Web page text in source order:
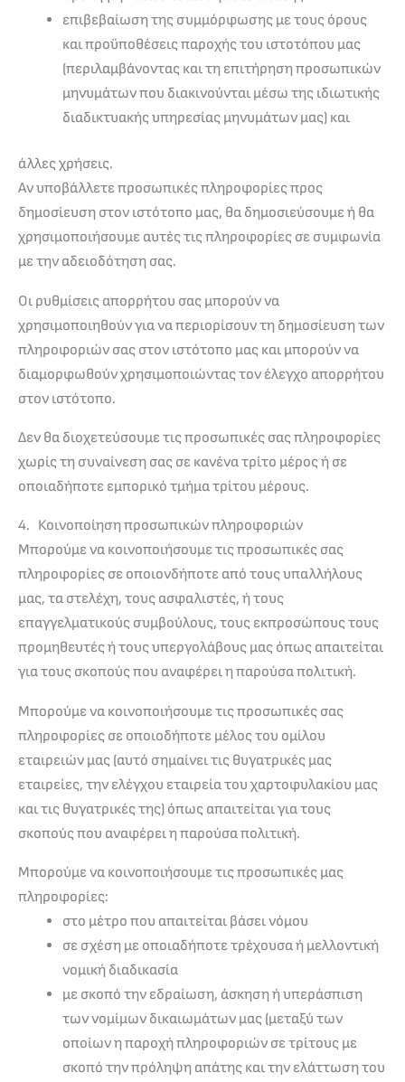
επιβεβαίωση της συμμόρφωσης με τους όρους
και προϋποθέσεις παροχής του ιστοτόπου μας
(περιλαμβάνοντας και τη επιτήρηση προσωπικών
μηνυμάτων που διακινούνται μέσω της ιδιωτικής
διαδικτυακής υπηρεσίας μηνυμάτων μας) και
άλλες χρήσεις.
Αν υποβάλλετε προσωπικές πληροφορίες προς
δημοσίευση στον ιστότοπο μας, θα δημοσιεύσουμε ή θα
χρησιμοποιήσουμε αυτές τις πληροφορίες σε συμφωνία
με την αδειοδότηση σας.
Οι ρυθμίσεις απορρήτου σας μπορούν να
χρησιμοποιηθούν για να περιορίσουν τη δημοσίευση των
πληροφοριών σας στον ιστότοπο μας και μπορούν να
διαμορφωθούν χρησιμοποιώντας τον έλεγχο απορρήτου
στον ιστότοπο.
Δεν θα διοχετεύσουμε τις προσωπικές σας πληροφορίες
χωρίς τη συναίνεση σας σε κανένα τρίτο μέρος ή σε
οποιαδήποτε εμπορικό τμήμα τρίτου μέρους.
4. Κοινοποίηση προσωπικών πληροφοριών
Μπορούμε να κοινοποιήσουμε τις προσωπικές σας
πληροφορίες σε οποιονδήποτε από τους υπαλλήλους
μας, τα στελέχη, τους ασφαλιστές, ή τους
επαγγελματικούς συμβούλους, τους εκπροσώπους τους
προμηθευτές ή τους υπεργολάβους μας όπως απαιτείται
για τους σκοπούς που αναφέρει η παρούσα πολιτική.
Μπορούμε να κοινοποιήσουμε τις προσωπικές σας
πληροφορίες σε οποιοδήποτε μέλος του ομίλου
εταιρειών μας (αυτό σημαίνει τις θυγατρικές μας
εταιρείες, την ελέγχου εταιρεία του χαρτοφυλακίου μας
και τις θυγατρικές της) όπως απαιτείται για τους
σκοπούς που αναφέρει η παρούσα πολιτική.
Μπορούμε να κοινοποιήσουμε τις προσωπικές μας
πληροφορίες:
στο μέτρο που απαιτείται βάσει νόμου
σε σχέση με οποιαδήποτε τρέχουσα ή μελλοντική
νομική διαδικασία
με σκοπό την εδραίωση, άσκηση ή υπεράσπιση
των νομίμων δικαιωμάτων μας (μεταξύ των
οποίων η παροχή πληροφοριών σε τρίτους με
σκοπό την πρόληψη απάτης και την ελάττωση του